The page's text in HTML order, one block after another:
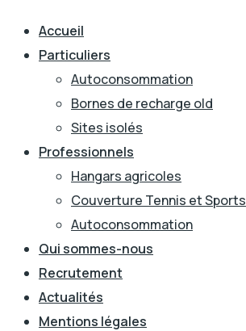
Accueil
Particuliers
Autoconsommation
Bornes de recharge old
Sites isolés
Professionnels
Hangars agricoles
Couverture Tennis et Sports
Autoconsommation
Qui sommes-nous
Recrutement
Actualités
Mentions légales